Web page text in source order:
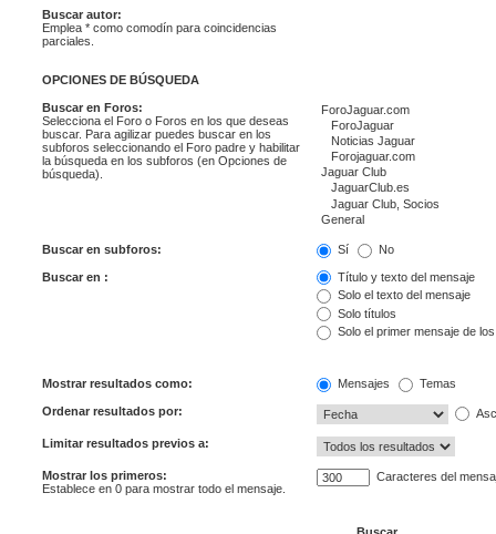
Buscar autor:
Emplea * como comodín para coincidencias
parciales.
OPCIONES DE BÚSQUEDA
Buscar en Foros:
Selecciona el Foro o Foros en los que deseas
buscar. Para agilizar puedes buscar en los
subforos seleccionando el Foro padre y habilitar
la búsqueda en los subforos (en Opciones de
búsqueda).
Buscar en subforos: Sí No
Buscar en :
Título y texto del mensaje
Solo el texto del mensaje
Solo títulos
Solo el primer mensaje de
Mostrar resultados como: Mensajes Temas
Ordenar resultados por:
Limitar resultados previos a:
Mostrar los primeros:
Establece en 0 para mostrar todo el mensaje.
Caracteres del